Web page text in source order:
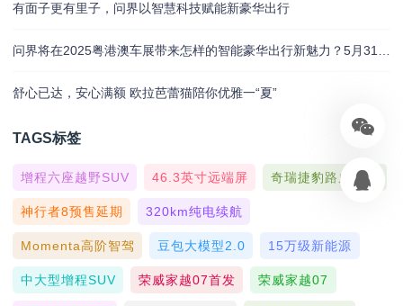
有面子更有里子，问界以智慧科技赋能新豪华出行
舒心已达，安心满额 欧拉芭蕾猫陪你优雅一“夏”
TAGS标签
增程六座越野SUV 46.3英寸远端屏 奇瑞捷豹路虎联合
神行者8预售延期 320km纯电续航
Momenta高阶智驾 豆包大模型2.0 15万级新能源
中大型增程SUV 荣威家越07首发 荣威家越07